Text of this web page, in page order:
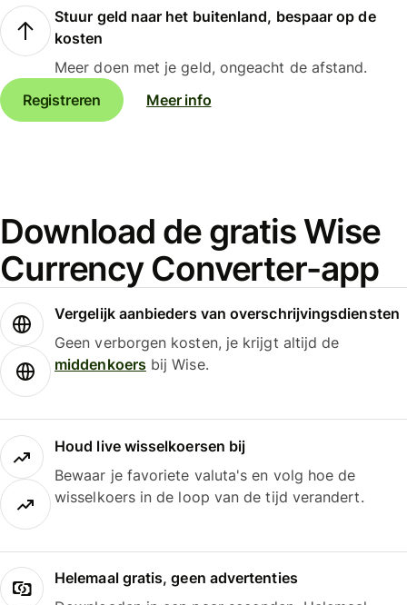
Stuur geld naar het buitenland, bespaar op de
kosten
Meer doen met je geld, ongeacht de afstand.
Registreren
Meer info
Download de gratis Wise
Currency Converter-app
Vergelijk aanbieders van overschrijvingsdiensten
Geen verborgen kosten, je krijgt altijd de
middenkoersbij Wise.
Houd live wisselkoersen bij
Bewaar je favoriete valuta's en volg hoe de
wisselkoers in de loop van de tijd verandert.
Helemaal gratis, geen advertenties